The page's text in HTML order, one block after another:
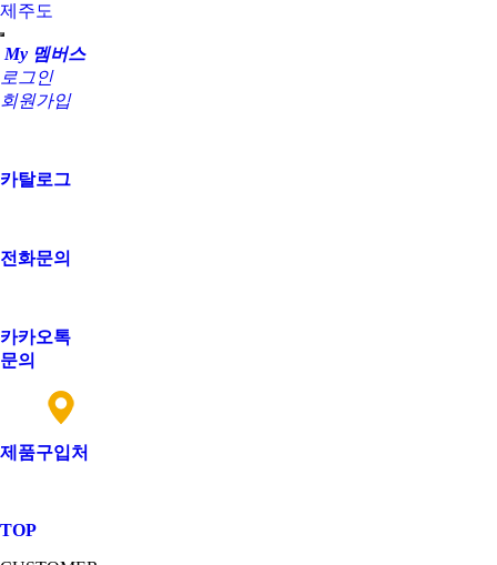
제주도
My 멤버스
로그인
회원가입
카탈로그
전화문의
카카오톡
문의
제품구입처
TOP